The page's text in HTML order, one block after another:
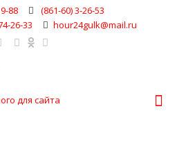
88
(861-60) 3-26-53
26-33
hour24gulk@mail.ru